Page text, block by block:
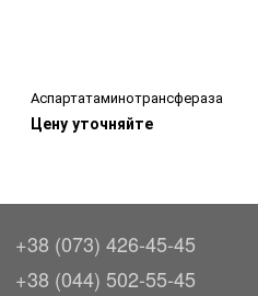
Аспартатаминотрансфераза
Цену уточняйте
+38 (073) 426-45-45
+38 (044) 502-55-45